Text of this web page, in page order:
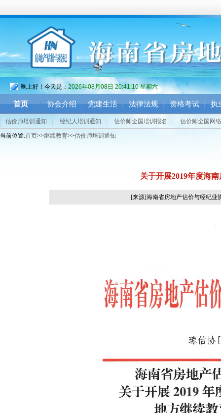
晚上好！今天是： 2026年08月08日 20:41:11 星期六
首页 协会介绍 党建生活 法律法规 资格考试 执
估价师培训通知 经纪人培训通知 估价师全国培训报名 估价师全国网
当前位置:首页>>继续教育>>估价师培训通知
关于开展2019年度海
[来源]海南省房地产估价与经纪业